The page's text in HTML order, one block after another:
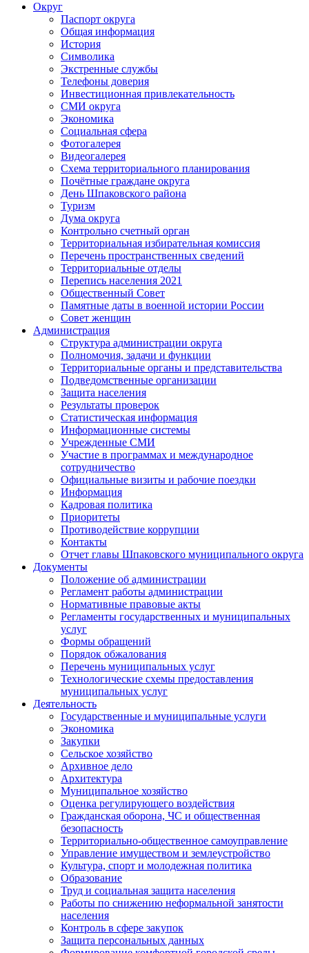
Округ
Паспорт округа
Общая информация
История
Символика
Экстренные службы
Телефоны доверия
Инвестиционная привлекательность
СМИ округа
Экономика
Социальная сфера
Фотогалерея
Видеогалерея
Схема территориального планирования
Почётные граждане округа
День Шпаковского района
Туризм
Дума округа
Контрольно счетный орган
Территориальная избирательная комиссия
Перечень пространственных сведений
Территориальные отделы
Перепись населения 2021
Общественный Совет
Памятные даты в военной истории России
Совет женщин
Администрация
Структура администрации округа
Полномочия, задачи и функции
Территориальные органы и представительства
Подведомственные организации
Защита населения
Результаты проверок
Статистическая информация
Информационные системы
Учрежденные СМИ
Участие в программах и международное
сотрудничество
Официальные визиты и рабочие поездки
Информация
Кадровая политика
Приоритеты
Противодействие коррупции
Контакты
Отчет главы Шпаковского муниципального округа
Документы
Положение об администрации
Регламент работы администрации
Нормативные правовые акты
Регламенты государственных и муниципальных
услуг
Формы обращений
Порядок обжалования
Перечень муниципальных услуг
Технологические схемы предоставления
муниципальных услуг
Деятельность
Государственные и муниципальные услуги
Экономика
Закупки
Сельское хозяйство
Архивное дело
Архитектура
Муниципальное хозяйство
Оценка регулирующего воздействия
Гражданская оборона, ЧС и общественная
безопасность
Территориально-общественное самоуправление
Управление имуществом и землеустройство
Культура, спорт и молодежная политика
Образование
Труд и социальная защита населения
Работы по снижению неформальной занятости
населения
Контроль в сфере закупок
Защита персональных данных